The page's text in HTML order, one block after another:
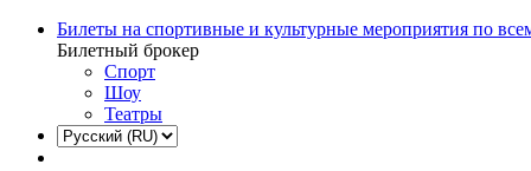
Билеты на спортивные и культурные мероприятия по
Билетный брокер
Спорт
Шоу
Театры